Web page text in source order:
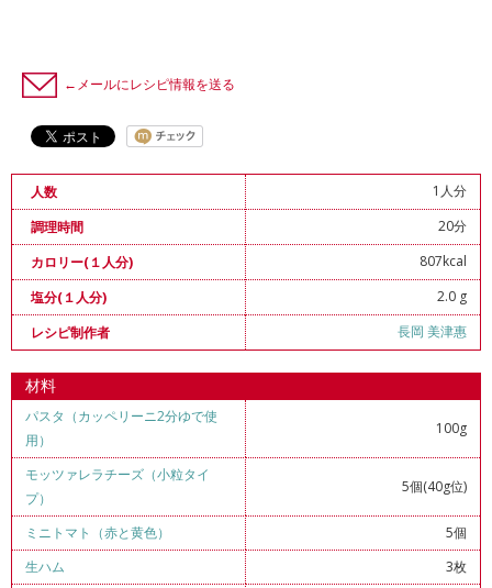
←メールにレシピ情報を送る
人数
1人分
調理時間
20分
カロリー(１人分)
807kcal
塩分(１人分)
2.0 g
レシピ制作者
長岡 美津惠
材料
パスタ（カッペリーニ2分ゆで使
用）
100g
モッツァレラチーズ（小粒タイ
プ）
5個(40g位)
ミニトマト（赤と黄色）
5個
生ハム
3枚